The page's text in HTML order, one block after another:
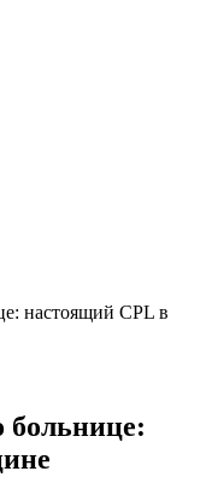
настоящий CPL в
больнице: